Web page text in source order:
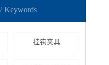
Keywords
挂钩夹具